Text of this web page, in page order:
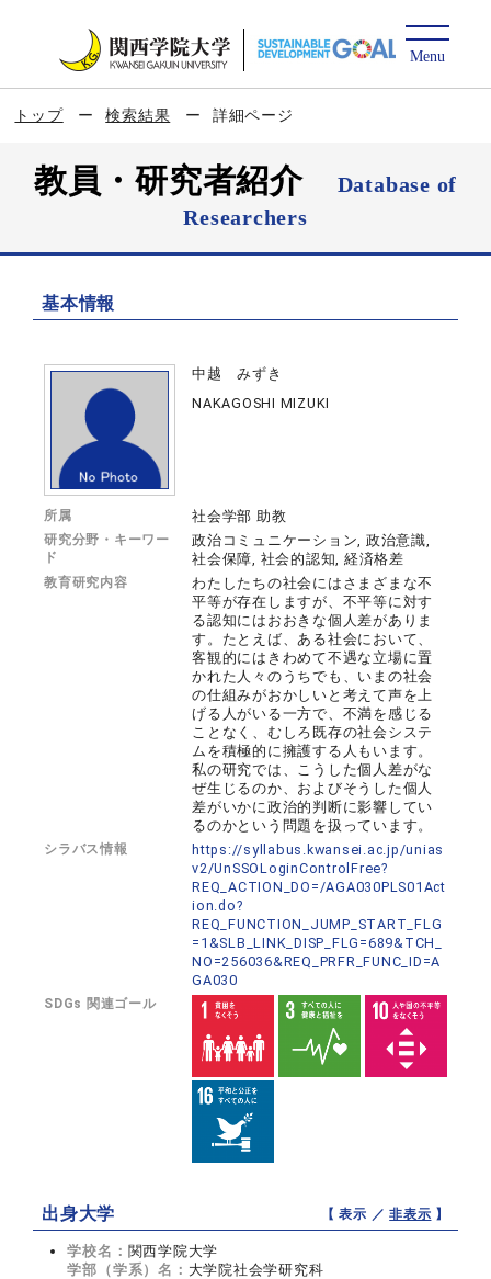
トップ 検索結果 詳細ページ
教員・研究者紹介
Database of
Researchers
基本情報
中越 みずき
NAKAGOSHI MIZUKI
所属 社会学部 助教
研究分野・キーワー
ド
政治コミュニケーション, 政治意識,
社会保障, 社会的認知, 経済格差
教育研究内容
わたしたちの社会にはさまざまな不
平等が存在しますが、不平等に対す
る認知にはおおきな個人差がありま
す。たとえば、ある社会において、
客観的にはきわめて不遇な立場に置
かれた人々のうちでも、いまの社会
の仕組みがおかしいと考えて声を上
げる人がいる一方で、不満を感じる
ことなく、むしろ既存の社会システ
ムを積極的に擁護する人もいます。
私の研究では、こうした個人差がな
ぜ生じるのか、およびそうした個人
差がいかに政治的判断に影響してい
るのかという問題を扱っています。
シラバス情報
https://syllabus.kwansei.ac.jp/unias
v2/UnSSOLoginControlFree?
REQ_ACTION_DO=/AGA030PLS01Act
ion.do?
REQ_FUNCTION_JUMP_START_FLG
=1&SLB_LINK_DISP_FLG=689&TCH_
NO=256036&REQ_PRFR_FUNC_ID=A
GA030
SDGs 関連ゴール
出身大学 【 表示 ／非表示 】
学校名： 関西学院大学
学部（学系）名： 大学院社会学研究科